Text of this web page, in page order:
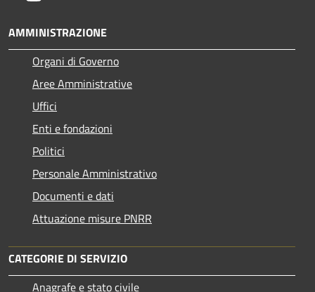
AMMINISTRAZIONE
Organi di Governo
Aree Amministrative
Uffici
Enti e fondazioni
Politici
Personale Amministrativo
Documenti e dati
Attuazione misure PNRR
CATEGORIE DI SERVIZIO
Anagrafe e stato civile